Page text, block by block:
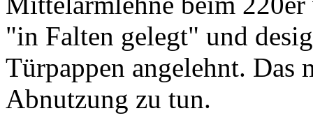
"in Falten gelegt" und
Türpappen angelehnt. Das
Abnutzung zu tun.